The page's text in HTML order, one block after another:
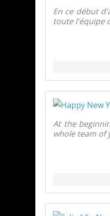
En ce début
toute l'équipe
At the
whole team of